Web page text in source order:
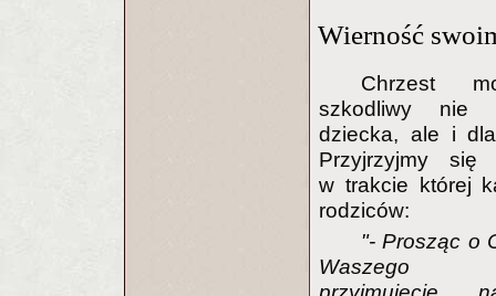
Wierność
Chrzest
szkodliwy nie
dziecka, ale i
Przyjrzyjmy się
w trakcie której
rodziców:
"- Prosząc o
Waszego